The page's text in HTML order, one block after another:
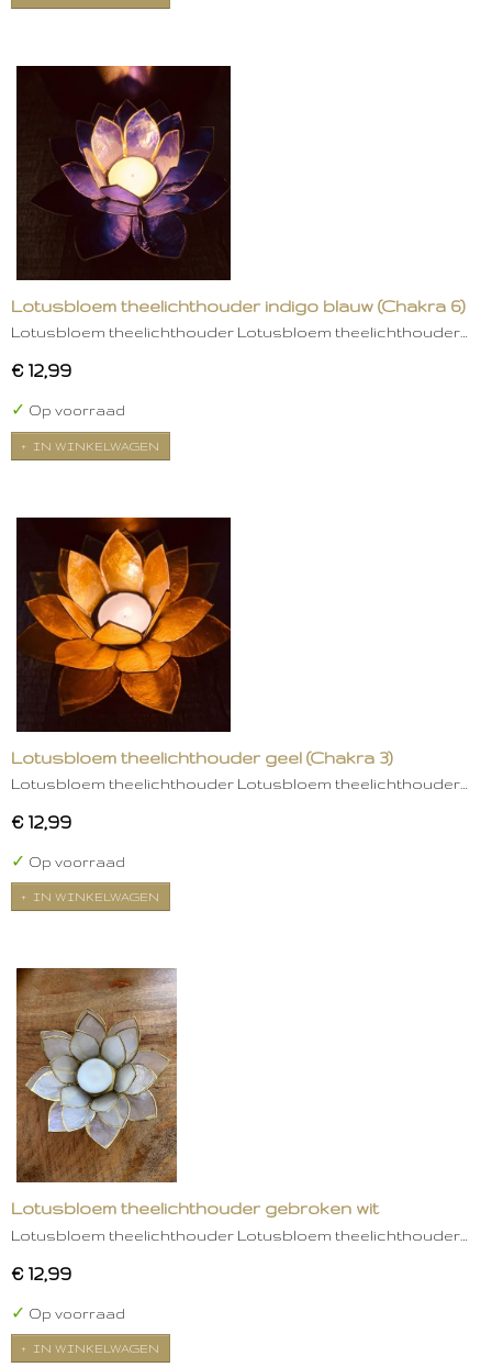
Lotusbloem theelichthouder indigo blauw (Chakra 6)
Lotusbloem theelichthouder Lotusbloem theelichthouder…
€ 12,99
✓ Op voorraad
IN WINKELWAGEN
Lotusbloem theelichthouder geel (Chakra 3)
Lotusbloem theelichthouder Lotusbloem theelichthouder…
€ 12,99
✓ Op voorraad
IN WINKELWAGEN
Lotusbloem theelichthouder gebroken wit
Lotusbloem theelichthouder Lotusbloem theelichthouder…
€ 12,99
✓ Op voorraad
IN WINKELWAGEN